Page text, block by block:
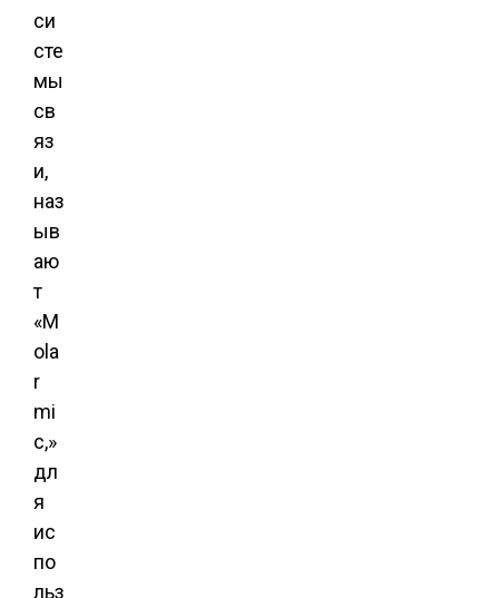
си
сте
мы
св
яз
и,
наз
ыв
аю
т
«M
ola
r
mi
c,»
дл
я
ис
по
льз